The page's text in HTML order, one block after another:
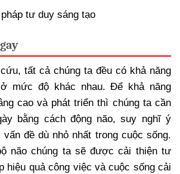
tất cả chúng ta đều có khả năng
mức độ khác nhau. Để khả năng
cao và phát triển thì chúng ta cần
bằng cách động não, suy nghĩ ý
đề dù nhỏ nhất trong cuộc sống.
não chúng ta sẽ được cải thiện tư
hiệu quả công việc và cuộc sống cải